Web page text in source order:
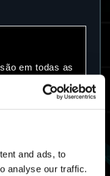
and ads, to
analyse our traffic.
em todas as
conclusão em